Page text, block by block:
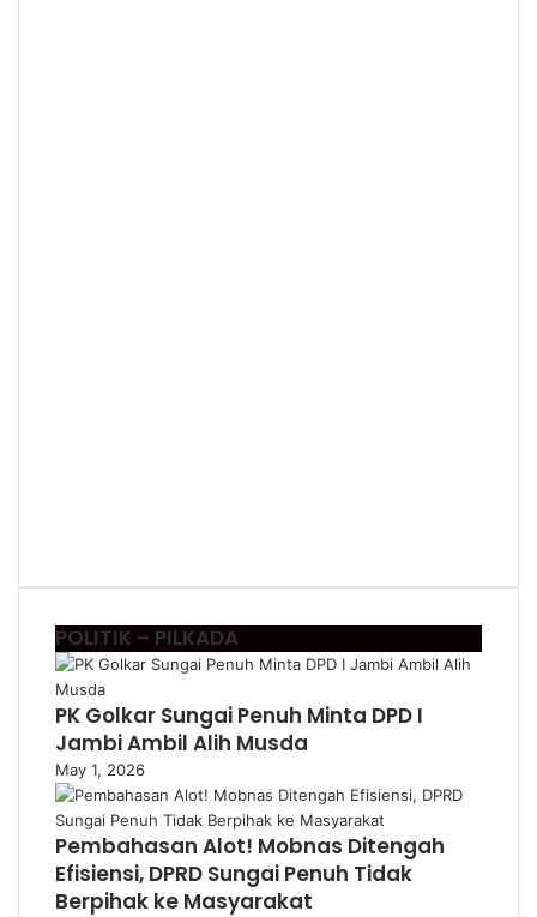
POLITIK – PILKADA
PK Golkar Sungai Penuh Minta DPD I
Jambi Ambil Alih Musda
May 1, 2026
Pembahasan Alot! Mobnas Ditengah
Efisiensi, DPRD Sungai Penuh Tidak
Berpihak ke Masyarakat